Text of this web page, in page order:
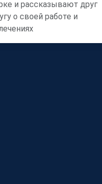
и рассказывают друг
о своей работе и